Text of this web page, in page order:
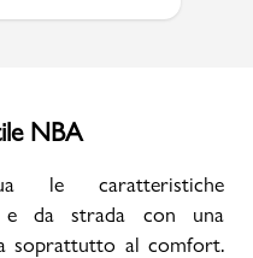
NBA
le caratteristiche
e da strada con una
soprattutto al comfort.